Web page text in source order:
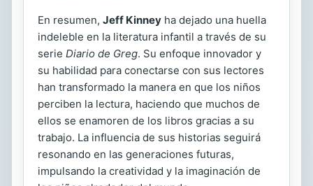
En resumen, Jeff Kinney ha dejado una huella
indeleble en la literatura infantil a través de su
serie Diario de Greg. Su enfoque innovador y
su habilidad para conectarse con sus lectores
han transformado la manera en que los niños
perciben la lectura, haciendo que muchos de
ellos se enamoren de los libros gracias a su
trabajo. La influencia de sus historias seguirá
resonando en las generaciones futuras,
impulsando la creatividad y la imaginación de